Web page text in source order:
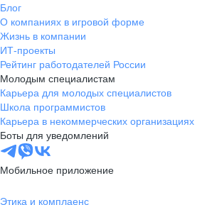
Блог
О компаниях в игровой форме
Жизнь в компании
ИТ-проекты
Рейтинг работодателей России
Молодым специалистам
Карьера для молодых специалистов
Школа программистов
Карьера в некоммерческих организациях
Боты для уведомлений
Мобильное приложение
Этика и комплаенс